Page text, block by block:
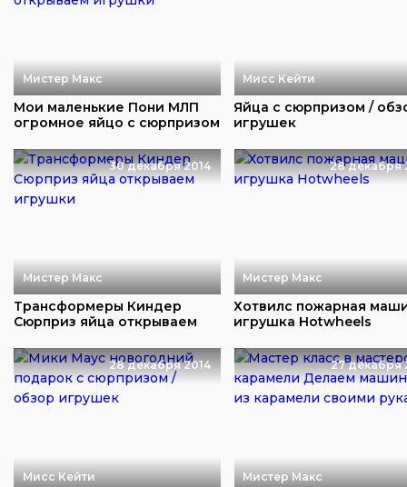
Мистер Макс
Мои маленькие Пони МЛП
огромное яйцо с сюрпризом
Мисс Кейти
Яйца с сюрпризом /
игрушек
30 декабря 2014
Мистер Макс
Трансформеры Киндер
Сюрприз яйца открываем
28 декабря
Мистер Макс
Хотвилс пожарная
игрушка Hotwheels
28 декабря 2014
Мисс Кейти
27 декабря
Мистер Макс